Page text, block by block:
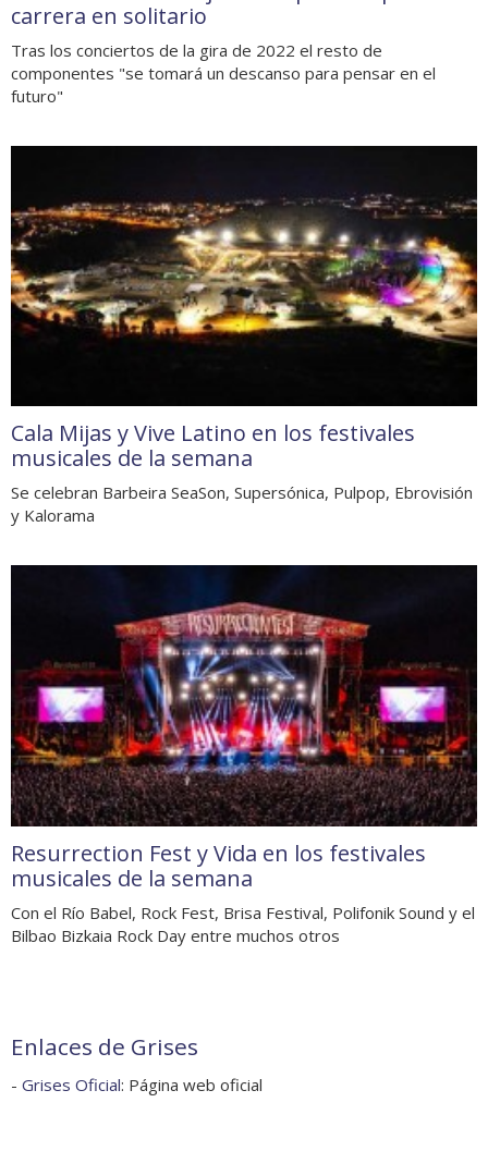
carrera en solitario
Tras los conciertos de la gira de 2022 el resto de
componentes "se tomará un descanso para pensar en el
futuro"
Cala Mijas y Vive Latino en los festivales
musicales de la semana
Se celebran Barbeira SeaSon, Supersónica, Pulpop, Ebrovisión
y Kalorama
Resurrection Fest y Vida en los festivales
musicales de la semana
Con el Río Babel, Rock Fest, Brisa Festival, Polifonik Sound y el
Bilbao Bizkaia Rock Day entre muchos otros
Enlaces de Grises
- Grises Oficial: Página web oficial